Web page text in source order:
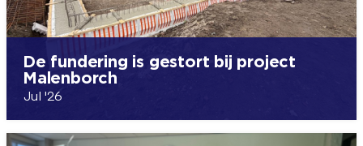
De fundering is gestort bij project
Malenborch
Jul '26